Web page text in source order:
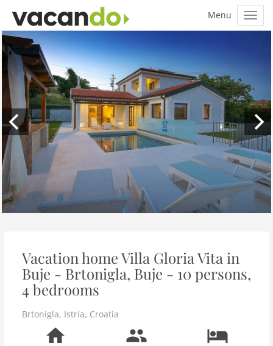
Vacation home Villa Gloria Vita in
Buje - Brtonigla, Buje - 10 persons,
4 bedrooms
Brtonigla, Istria, Croatia